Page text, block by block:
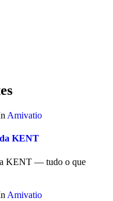
Amivatio
KENT
KENT — tudo o que
Amivatio